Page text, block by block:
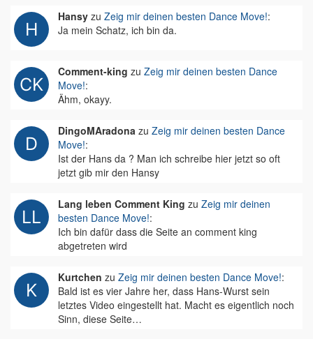
Hansy zu Zeig mir deinen besten Dance Move!:
Ja mein Schatz, ich bin da.
Comment-king zu Zeig mir deinen besten Dance
Move!:
Ähm, okayy.
DingoMAradona zu Zeig mir deinen besten Dance
Move!:
Ist der Hans da ? Man ich schreibe hier jetzt so oft
jetzt gib mir den Hansy
Lang leben Comment King zu Zeig mir deinen
besten Dance Move!:
Ich bin dafür dass die Seite an comment king
abgetreten wird
Kurtchen zu Zeig mir deinen besten Dance Move!:
Bald ist es vier Jahre her, dass Hans-Wurst sein
letztes Video eingestellt hat. Macht es eigentlich noch
Sinn, diese Seite…